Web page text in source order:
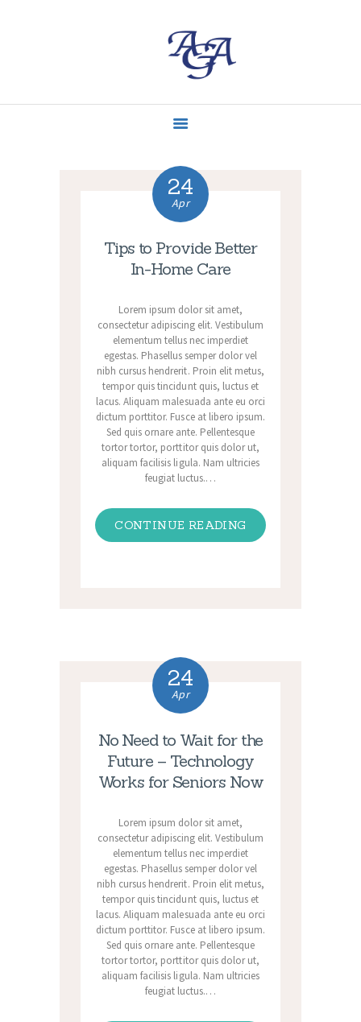
ACTUALITÉS
24
Apr
Tips to Provide Better
In-Home Care
Lorem ipsum dolor sit amet,
consectetur adipiscing elit. Vestibulum
elementum tellus nec imperdiet
egestas. Phasellus semper dolor vel
nibh cursus hendrerit. Proin elit metus,
tempor quis tincidunt quis, luctus et
lacus. Aliquam malesuada ante eu orci
dictum porttitor. Fusce at libero ipsum.
Sed quis ornare ante. Pellentesque
tortor tortor, porttitor quis dolor ut,
aliquam facilisis ligula. Nam ultricies
feugiat luctus.…
CONTINUE READING
24
Apr
No Need to Wait for the
Future – Technology
Works for Seniors Now
Lorem ipsum dolor sit amet,
consectetur adipiscing elit. Vestibulum
elementum tellus nec imperdiet
egestas. Phasellus semper dolor vel
nibh cursus hendrerit. Proin elit metus,
tempor quis tincidunt quis, luctus et
lacus. Aliquam malesuada ante eu orci
dictum porttitor. Fusce at libero ipsum.
Sed quis ornare ante. Pellentesque
tortor tortor, porttitor quis dolor ut,
aliquam facilisis ligula. Nam ultricies
feugiat luctus.…